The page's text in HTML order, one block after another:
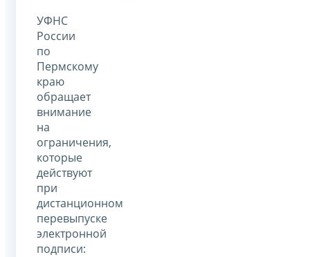
УФНС
России
по
Пермскому
краю
обращает
внимание
на
ограничения,
которые
действуют
при
дистанционном
перевыпуске
электронной
подписи: